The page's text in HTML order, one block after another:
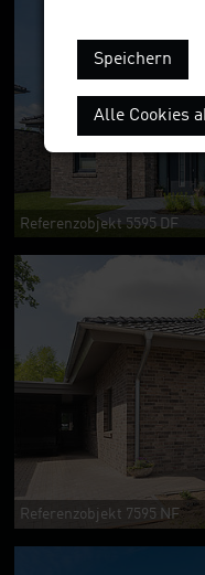
Referenzobjekt 5595 DF
Referenzobjekt 7595 NF
Speichern
Alle Cookies